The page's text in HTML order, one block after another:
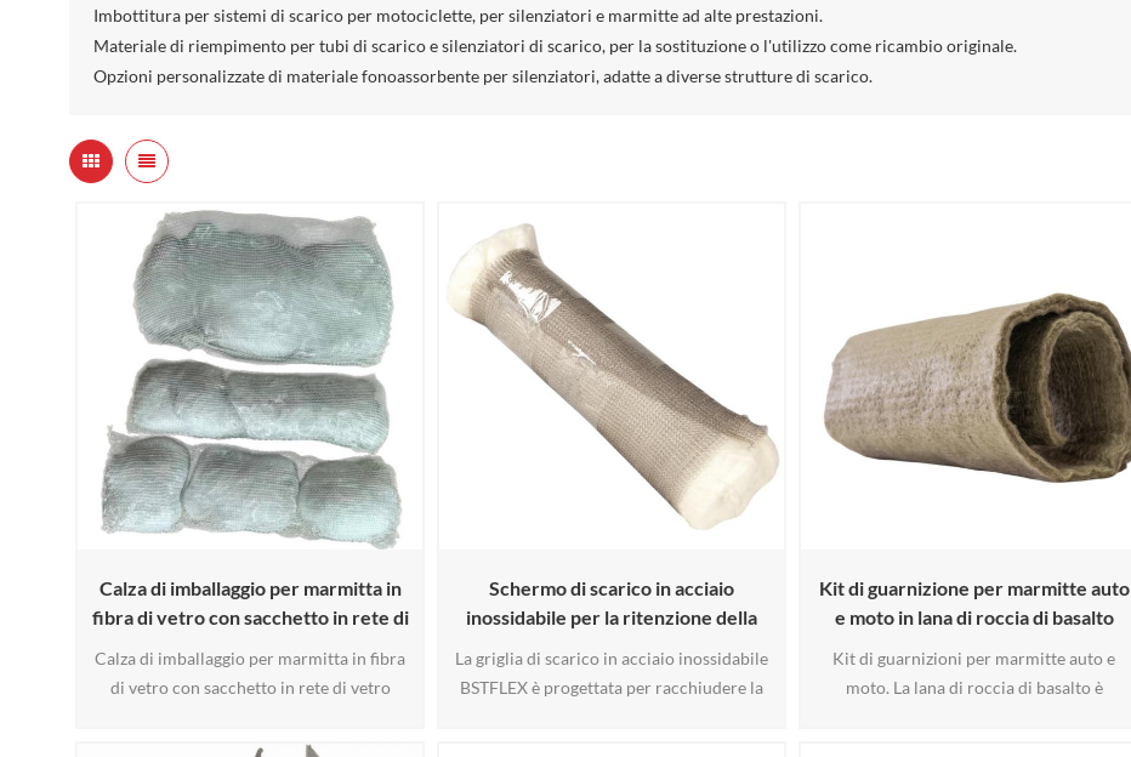
Imbottitura per sistemi di scarico per motociclette, per silenziatori e marmitte ad alte prestazioni.
Materiale di riempimento per tubi di scarico e silenziatori di scarico, per la sostituzione o l'utilizzo come ricambio originale.
Opzioni personalizzate di materiale fonoassorbente per silenziatori, adatte a diverse strutture di scarico.
Calza di imballaggio per marmitta in
fibra di vetro con sacchetto in rete di
Calza di imballaggio per marmitta in fibra
di vetro con sacchetto in rete di vetro
fonoassorbente pronto all'uso per
Schermo di scarico in acciaio
inossidabile per la ritenzione della
La griglia di scarico in acciaio inossidabile
BSTFLEX è progettata per racchiudere la
Kit di guarnizione per marmitte auto
e moto in lana di roccia di basalto
Kit di guarnizioni per marmitte auto e
moto. La lana di roccia di basalto è